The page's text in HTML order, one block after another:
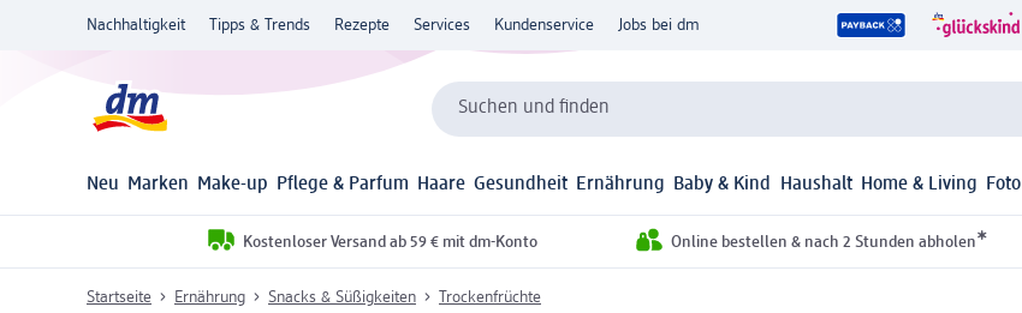
Nachhaltigkeit Tipps & Trends Rezepte Services Kundenservice Jobs bei dm
Suchen und finden
Neu Marken Make-up Pflege & Parfum Haare Gesundheit Ernährung Baby & Kind Haushalt Home & Living Foto
Kostenloser Versand ab 59 € mit dm-Konto Online bestellen & nach 2 Stunden abholen*
Startseite Ernährung Snacks & Süßigkeiten Trockenfrüchte